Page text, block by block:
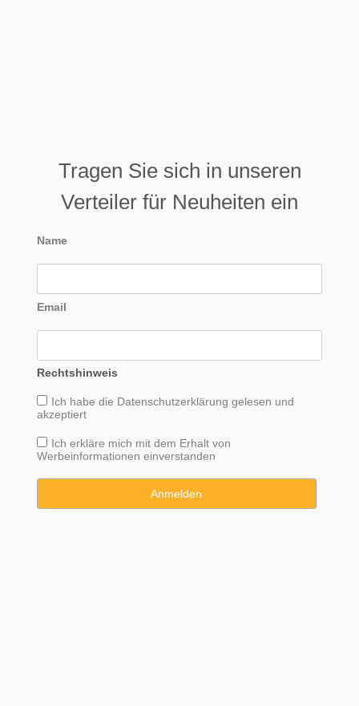
Tragen Sie sich in unseren
Verteiler für Neuheiten ein
Name
Email
Rechtshinweis
Ich habe die Datenschutzerklärung gelesen und
akzeptiert
Ich erkläre mich mit dem Erhalt von
Werbeinformationen einverstanden